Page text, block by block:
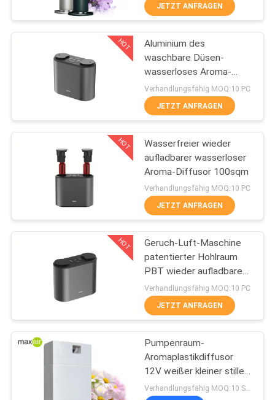
TRETEN
VERBINDUNG
FORDERN
SIE EIN
ZITAT
SHOPPING
ONLINE
PRIVACY
POLICY
Luft-Aroma-Diffusor
Duftöl der Hotel-
Kollektion
110
Diffusoren des
ätherischen Öls
39
JETZT ANFRAGEN
HOT
Aluminium des
waschbare Düsen-
wasserloses Aroma-
Diffusor-pp.
Verhandlungsfähig MOQ:10 PC
JETZT ANFRAGEN
HOT
Wasserfreier wieder
aufladbarer wasserloser
Aroma-Diffusor 100sqm
Verhandlungsfähig MOQ:10 PC
JETZT ANFRAGEN
HOT
Geruch-Luft-Maschine
patentierter Hohlraum
PBT wieder aufladbare
DC5V
Verhandlungsfähig MOQ:10 PC
JETZT ANFRAGEN
Pumpenraum-
Aromaplastikdiffusor
12V weißer kleiner stiller
Japan